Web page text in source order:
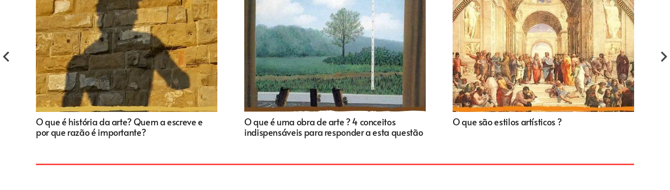
O que é história da arte? Quem a escreve e
por que razão é importante?
O que é uma obra de arte ? 4 conceitos
indispensáveis para responder a esta questão
O que são estilos artísticos ?